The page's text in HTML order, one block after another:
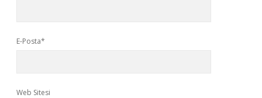
E-Posta*
Web Sitesi